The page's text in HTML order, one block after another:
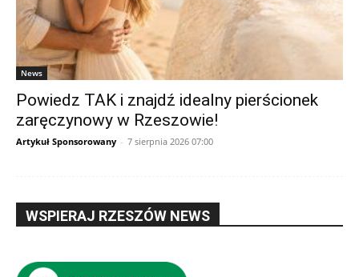
News
Powiedz TAK i znajdź idealny pierścionek
zaręczynowy w Rzeszowie!
Artykuł Sponsorowany - 7 sierpnia 2026 07:00
WSPIERAJ RZESZÓW NEWS